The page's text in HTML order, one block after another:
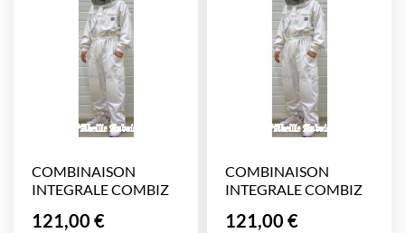
COMBINAISON
INTEGRALE COMBIZ
Prix
121,00 €
COMBINAISON
INTEGRALE COMBIZ
Prix
121,00 €